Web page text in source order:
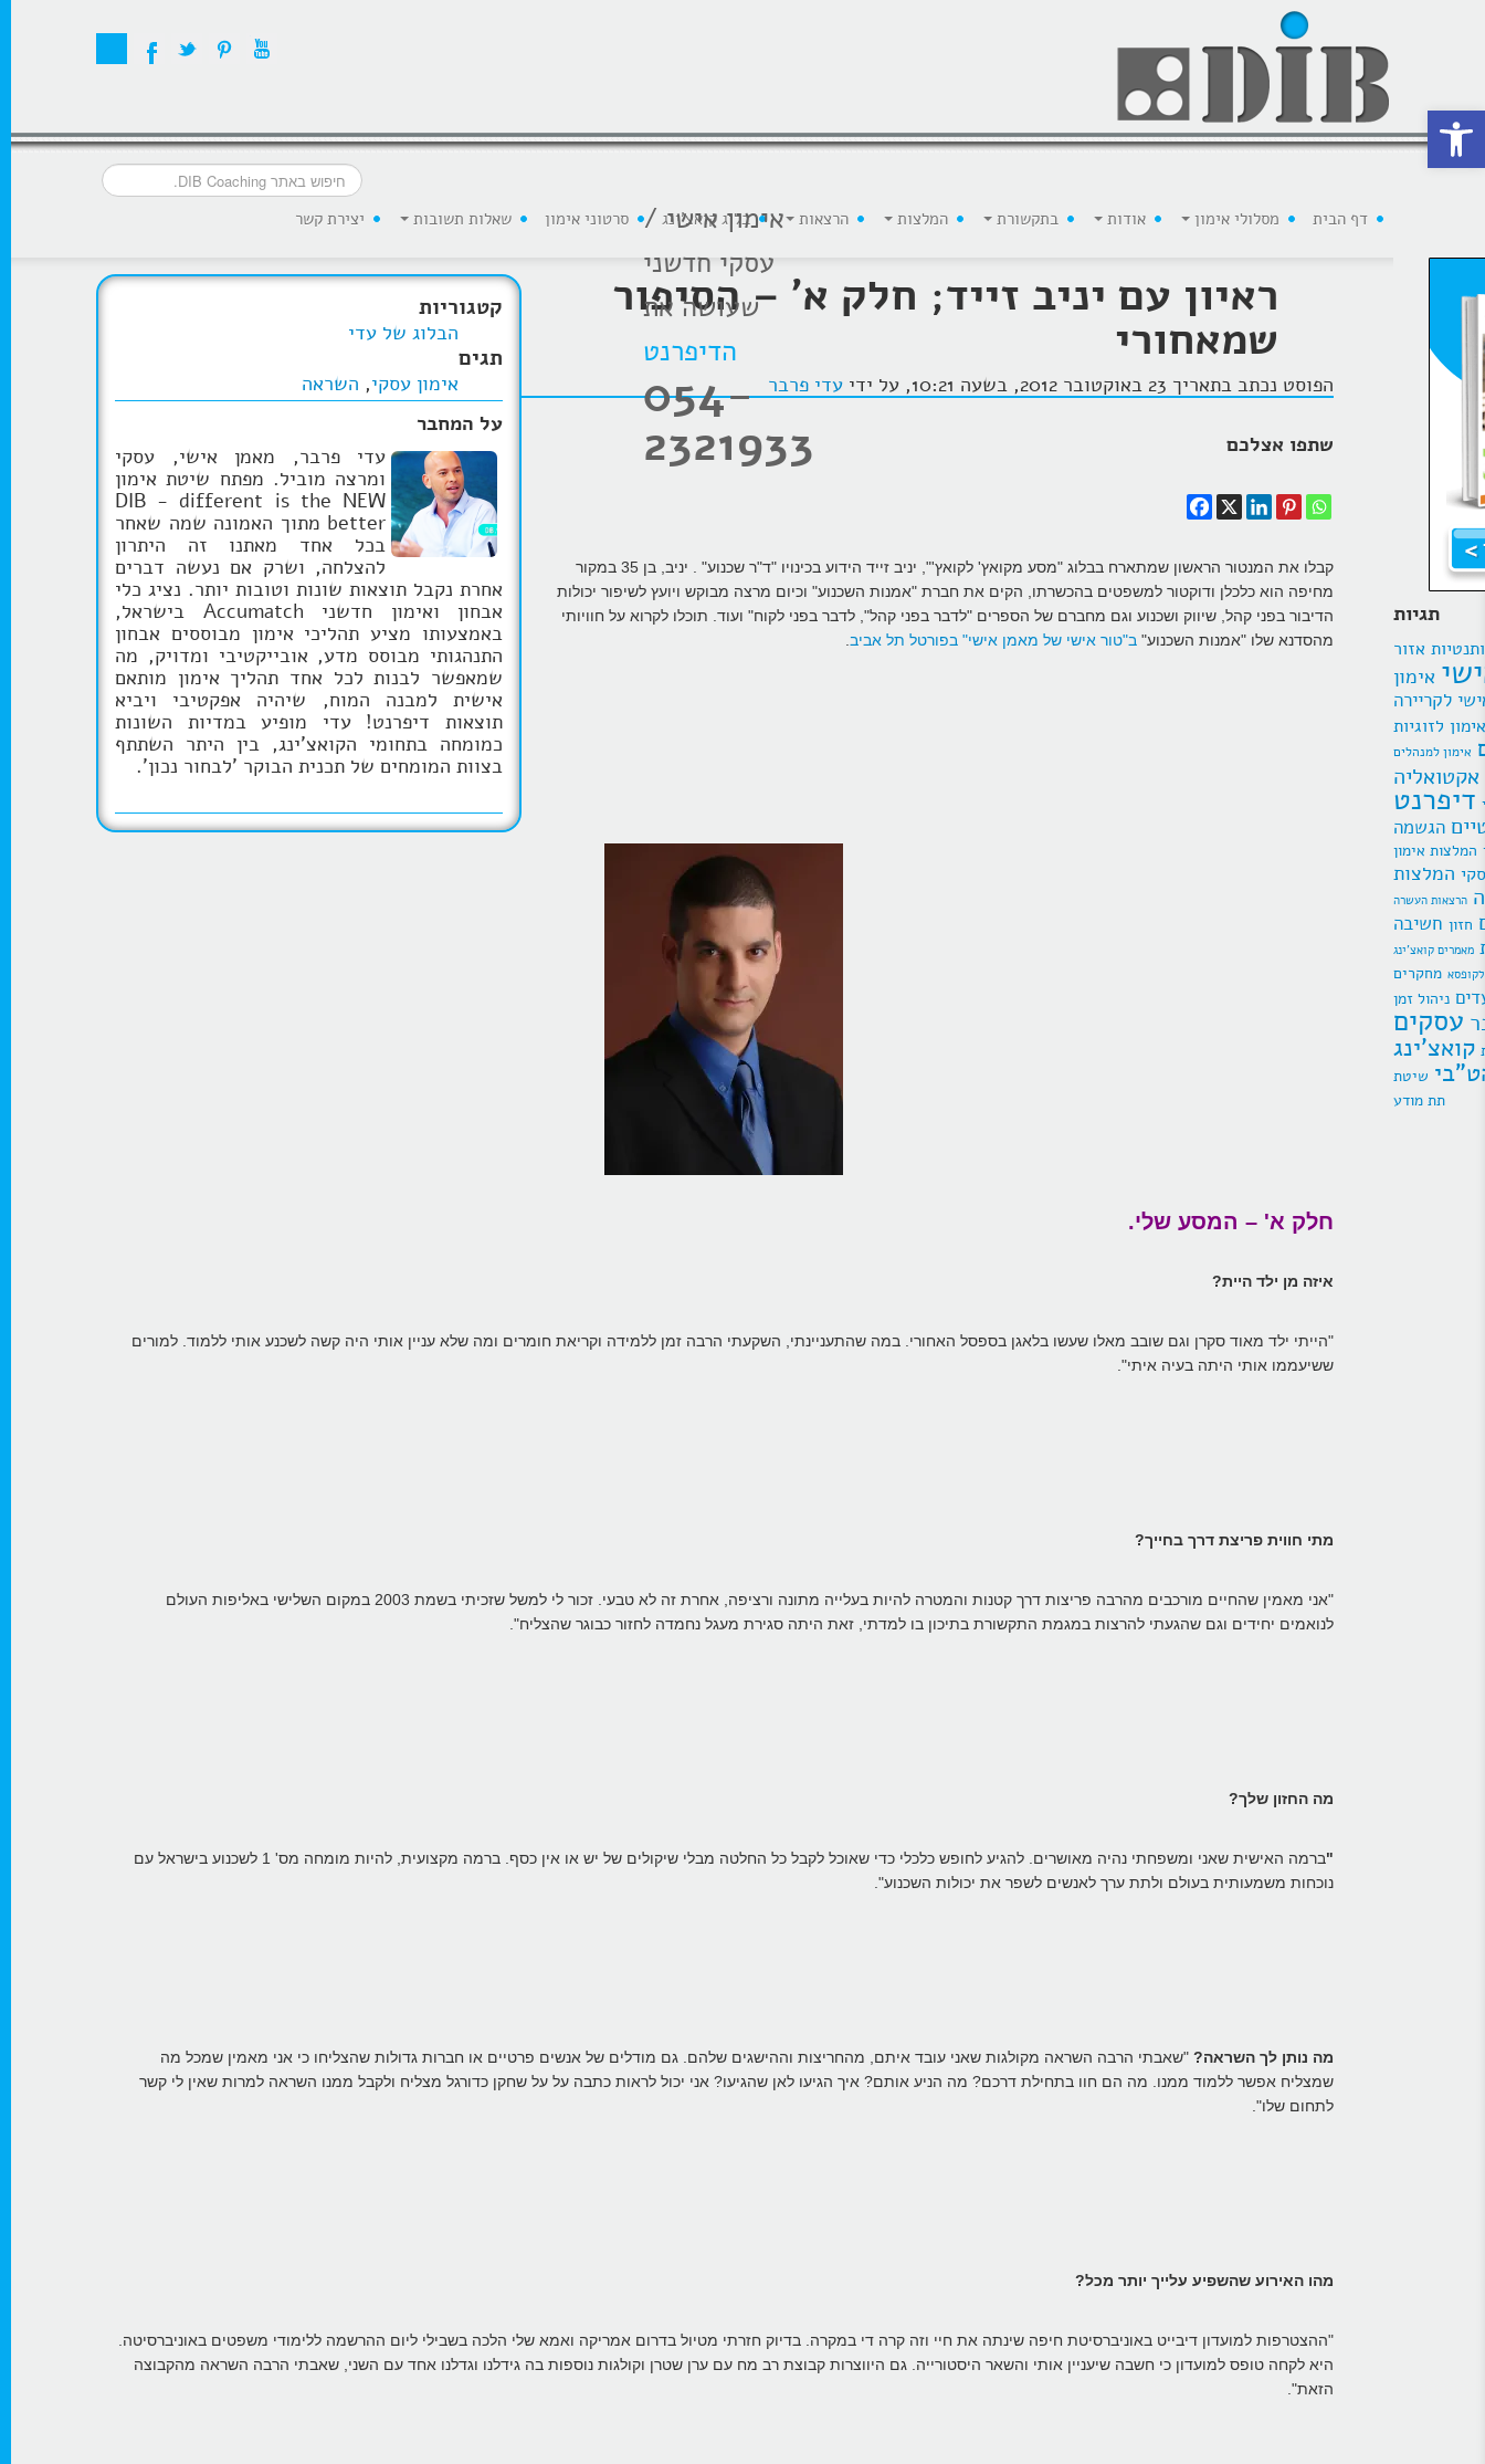
אימון אישי /
עסקי חדשני
שעושה את
הדיפרנט
054-
2321933
דף הבית מסלולי אימון אודות בתקשורת המלצות הרצאות בלוג קואצ'ינג סרטוני אימון שאלות תשובות יצירת קשר
תגיות
אזור
אימון
לקריירה
אימון לזוגיות
אימון למנהלים
אקטואליה
דיפרנט
הגשמה
המלצות אימון
המלצות
הרצאות העשרה
חזון חשיבה
מאמרים קואצ'ינג
מחקרים
ניהול זמן
עסקים
קואצ'ינג
תת מודע
קטגוריות
הבלוג של עדי
תגים
אימון עסקי, השראה
על המחבר
עדי פרבר, מאמן אישי, עסקי
ומרצה מוביל. מפתח שיטת אימון
DIB - different is the NEW
better מתוך האמונה שמה שאחר
בכל אחד מאתנו זה היתרון
להצלחה, ושרק אם נעשה דברים
אחרת נקבל תוצאות שונות וטובות יותר. נציג כלי
אבחון ואימון חדשני Accumatch בישראל,
באמצעותו מציע תהליכי אימון מבוססים אבחון
התנהגותי מבוסס מדע, אובייקטיבי ומדויק, מה
שמאפשר לבנות לכל אחד תהליך אימון מותאם
אישית למבנה המוח, שיהיה אפקטיבי ויביא
תוצאות דיפרנט! עדי מופיע במדיות השונות
כמומחה בתחומי הקואצ'ינג, בין היתר השתתף
בצוות המומחים של תכנית הבוקר 'לבחור נכון'.
ראיון עם יניב זייד; חלק א' – הסיפור
שמאחורי
הפוסט נכתב בתאריך 23 באוקטובר 2012, בשעה 10:21, על ידי עדי פרבר
שתפו אצלכם
קבלו את המנטור הראשון שמתארח בבלוג "מסע מקואץ' לקואץ'", יניב זייד הידוע בכינויו "ד"ר שכנוע" . יניב, בן 35 במקור
מחיפה הוא כלכלן ודוקטור למשפטים בהכשרתו, הקים את חברת "אמנות השכנוע" וכיום מרצה מבוקש ויועץ לשיפור יכולות
הדיבור בפני קהל, שיווק ושכנוע וגם מחברם של הספרים "לדבר בפני קהל", לדבר בפני לקוח" ועוד. תוכלו לקרוא על חוויותי
מהסדנא שלו "אמנות השכנוע" ב"טור אישי של מאמן אישי" בפורטל תל אביב
חלק א' – המסע שלי.
איזה מן ילד היית?
"הייתי ילד מאוד סקרן וגם שובב מאלו שעשו בלאגן בספסל האחורי. במה שהתעניינתי, השקעתי הרבה זמן ללמידה וקריאת חומרים ומה שלא עניין אותי היה קשה לשכנע אותי ללמוד. למורים
ששיעממו אותי היתה בעיה איתי".
מתי חווית פריצת דרך בחייך?
"אני מאמין שהחיים מורכבים מהרבה פריצות דרך קטנות והמטרה להיות בעלייה מתונה ורציפה, אחרת זה לא טבעי. זכור לי למשל שזכיתי בשמת 2003 במקום השלישי באליפות העולם
לנואמים יחידים וגם שהגעתי להרצות במגמת התקשורת בתיכון בו למדתי, זאת היתה סגירת מעגל נחמדה לחזור כבוגר שהצליח".
מה החזון שלך?
"
ברמה האישית שאני ומשפחתי נהיה מאושרים. להגיע לחופש כלכלי כדי שאוכל לקבל כל החלטה מבלי שיקולים של יש או אין כסף. ברמה מקצועית, להיות מומחה מס' 1 לשכנוע בישראל עם
נוכחות משמעותית בעולם ולתת ערך לאנשים לשפר את יכולות השכנוע".
מה נותן לך השראה? "שאבתי הרבה השראה מקולגות שאני עובד איתם, מהחריצות וההישגים שלהם. גם מודלים של אנשים פרטיים או חברות גדולות שהצליחו כי אני מאמין שמכל מה
שמצליח אפשר ללמוד ממנו. מה הם חוו בתחילת דרכם? מה הניע אותם? איך הגיעו לאן שהגיעו? אני יכול לראות כתבה על על שחקן כדורגל מצליח ולקבל ממנו השראה למרות שאין לי קשר
לתחום שלו".
מהו האירוע שהשפיע עלייך יותר מכל?
"ההצטרפות למועדון דיבייט באוניברסיטת חיפה שינתה את חיי וזה קרה די במקרה. בדיוק חזרתי מטיול בדרום אמריקה ואמא שלי הלכה בשבילי ליום ההרשמה ללימודי משפטים באוניברסיטה.
היא לקחה טופס למועדון כי חשבה שיעניין אותי והשאר היסטורייה. גם היווצרות קבוצת רב מח עם ערן שטרן וקולגות נוספות בה גידלנו וגדלנו אחד עם השני, שאבתי הרבה השראה מהקבוצה
הזאת".